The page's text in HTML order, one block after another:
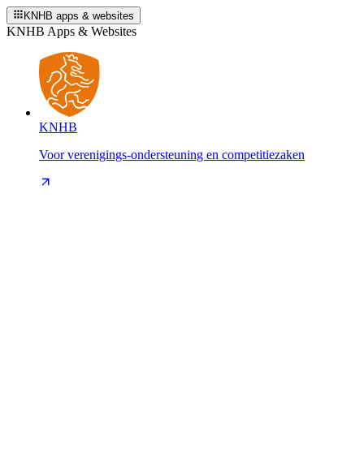
KNHB apps & websites
KNHB Apps & Websites
KNHB
Voor verenigings-ondersteuning en competitiezaken